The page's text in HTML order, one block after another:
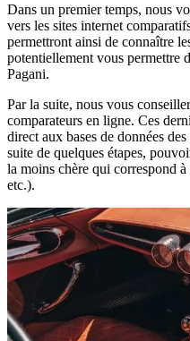
Dans un premier temps, nous
vers les sites internet
permettront ainsi de connaître
potentiellement vous permettre
Pagani.
Par la suite, nous vous
comparateurs en ligne. Ces
direct aux bases de données
suite de quelques étapes,
la moins chère qui correspond
etc.).